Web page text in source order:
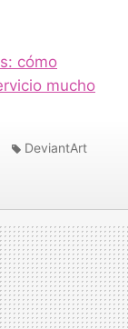
cómo
mucho
DeviantArt